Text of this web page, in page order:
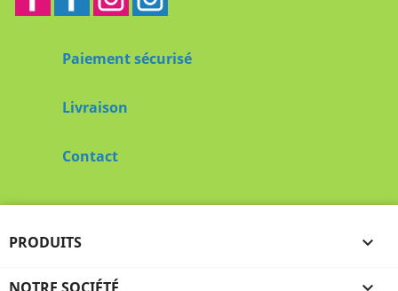
Paiement sécurisé
Livraison
Contact
PRODUITS 